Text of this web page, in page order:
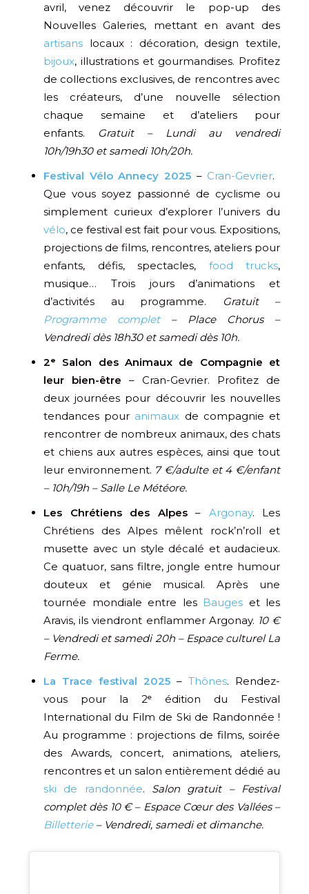
avril, venez découvrir le pop-up des
Nouvelles Galeries, mettant en avant des
artisans locaux : décoration, design textile,
bijoux, illustrations et gourmandises. Profitez
de collections exclusives, de rencontres avec
les créateurs, d’une nouvelle sélection
chaque semaine et d’ateliers pour
enfants. Gratuit – Lundi au vendredi
10h/19h30 et samedi 10h/20h.
Festival Vélo Annecy 2025 – Cran-Gevrier. ​
Que vous soyez passionné de cyclisme ou
simplement curieux d’explorer l’univers du
vélo, ce festival est fait pour vous. Expositions,
projections de films, rencontres, ateliers pour
enfants, défis, spectacles, food trucks,
musique… Trois jours d’animations et
d’activités au programme.
Gratuit –
Programme complet– Place Chorus –
Vendredi dès 18h30 et samedi dès 10h.
2ᵉ Salon des Animaux de Compagnie et
leur bien-être – Cran-Gevrier. Profitez de
deux journées pour découvrir les nouvelles
tendances pour animaux de compagnie et
rencontrer de nombreux animaux, des chats
et chiens aux autres espèces, ainsi que tout
leur environnement. 7 €/adulte et 4 €/enfant
– 10h/19h – Salle Le Météore.
Les Chrétiens des Alpes– Argonay. Les
Chrétiens des Alpes mêlent rock’n’roll et
musette avec un style décalé et audacieux.
Ce quatuor, sans filtre, jongle entre humour
douteux et génie musical. Après une
tournée mondiale entre les Bauges et les
Aravis, ils viendront enflammer Argonay. 10 €
– Vendredi et samedi 20h – Espace culturel La
Ferme.
La Trace festival 2025 – Thônes. Rendez-
vous pour la 2ᵉ édition du Festival
International du Film de Ski de Randonnée !
Au programme : projections de films, soirée
des Awards, concert, animations, ateliers,
rencontres et un salon entièrement dédié au
ski de randonnée. Salon gratuit – Festival
complet dès 10 € – Espace Cœur des Vallées –
Billetterie– Vendredi, samedi et dimanche.